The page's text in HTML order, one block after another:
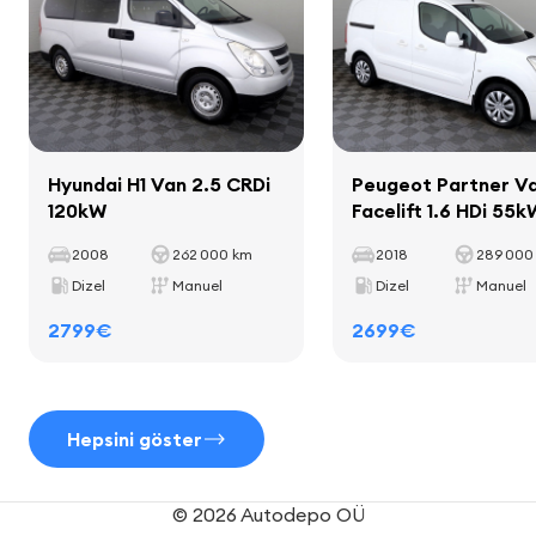
halılar
bardak tutucuları
Koltuklar
tekstil döşeme
elektrikli ayarlanabilir aynalar
elektrikli cam kaldırıcılar
Hyundai H1 Van 2.5 CRDi
120kW
2008
262 000 km
Dizel
Manuel
2799€
Peugeot Partner
Facelift 1.6 HDi
2018
289 000
Dizel
Manuel
2699€
Hepsini göster
© 2026 Autodepo OÜ